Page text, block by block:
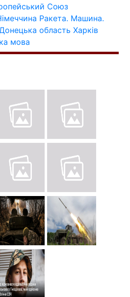
Союз
Ракета. Машина.
область Харків
мова